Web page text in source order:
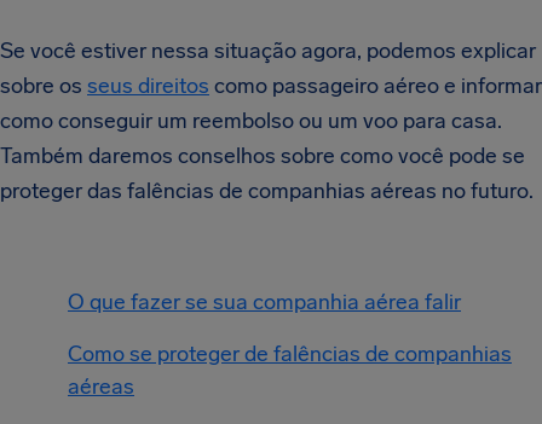
Se você estiver nessa situação agora, podemos explicar
sobre os seus direitos como passageiro aéreo e informar
como conseguir um reembolso ou um voo para casa.
Também daremos conselhos sobre como você pode se
proteger das falências de companhias aéreas no futuro.
O que fazer se sua companhia aérea falir
Como se proteger de falências de companhias
aéreas